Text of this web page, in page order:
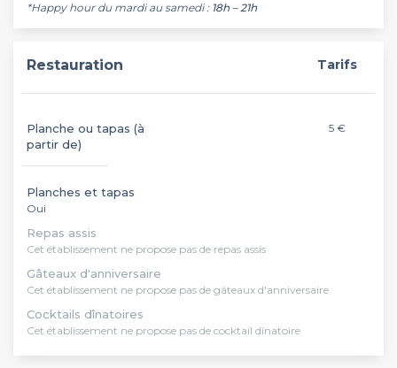
*Happy hour du mardi au samedi : 18h – 21h
Restauration Tarifs
Planche ou tapas (à
partir de)
5 €
Planches et tapas
Oui
Repas assis
Cet établissement ne propose pas de repas assis
Gâteaux d'anniversaire
Cet établissement ne propose pas de gâteaux d'anniversaire
Cocktails dînatoires
Cet établissement ne propose pas de cocktail dînatoire